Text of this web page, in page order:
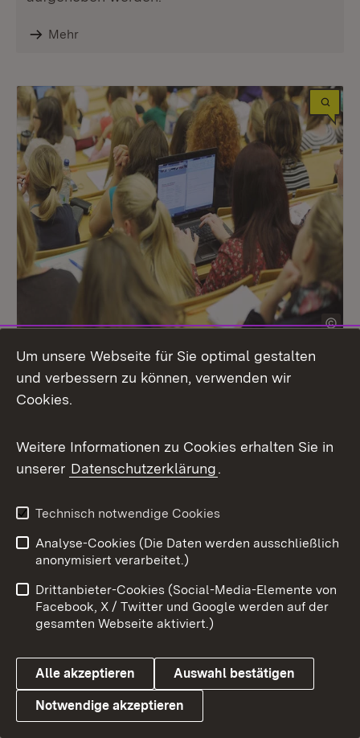
Mehr
Hochschule
Verleihung des Promotionsrechts
Mit der Verordnung soll das Promotionsrecht
für angewandte Wissenschaften Baden-
Württemberg verliehen werden.
Mehr
Um unsere Webseite für Sie optimal gestalten
und verbessern zu können, verwenden wir
Cookies.
Weitere Informationen zu Cookies erhalten Sie in
unserer Datenschutzerklärung.
Technisch notwendige Cookies
Analyse-Cookies (Die Daten werden ausschließlich
anonymisiert verarbeitet.)
Drittanbieter-Cookies (Social-Media-Elemente von
Facebook, X / Twitter und Google werden auf der
gesamten Webseite aktiviert.)
Alle akzeptieren Auswahl bestätigen
Notwendige akzeptieren